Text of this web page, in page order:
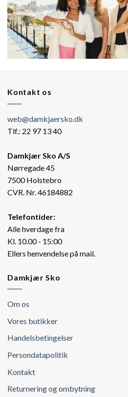
Kontakt os
web@damkjaersko.dk
Tlf.: 22 97 13 40
Damkjær Sko A/S
Nørregade 45
7500 Holstebro
CVR. Nr. 46184882
Telefontider:
Alle hverdage fra
Kl. 10.00 - 15:00
Ellers henvendelse på mail.
Damkjær Sko
Om os
Vores butikker
Handelsbetingelser
Persondatapolitik
Kontakt
Returnering og ombytning